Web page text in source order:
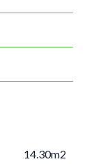
14.30m2